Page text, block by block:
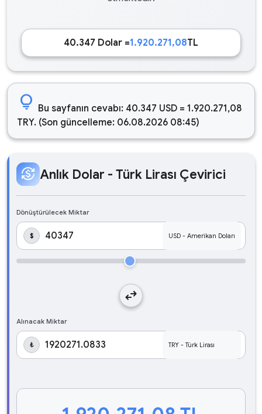
40.347 Dolar =1.920.271,08TL
lightbulb Bu sayfanın cevabı: 40.347 USD = 1.920.271,08
TRY. (Son güncelleme: 06.08.2026 08:45)
currency_exchange Anlık Dolar - Türk Lirası Çevirici
Dönüştürülecek Miktar
$
swap_horiz
Alınacak Miktar
₺